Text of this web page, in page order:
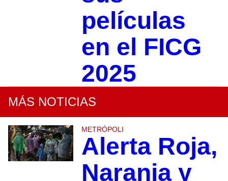
películas
en el FICG
2025
MÁS NOTICIAS
METRÓPOLI
Alerta Roja,
Naranja y